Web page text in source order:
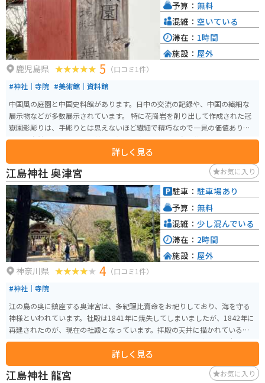
鹿児島県 5 （口コミ1件）
#神社｜寺院 #美術館｜資料館
中国風の庭園と中国史料館があります。日中の交流の記録や、中国の繊細な
展示物などが多数展示されています。 特に花崗岩を削り出して作成された冠
嶽園影彫りは、手彫りとは思えないほど繊細で精巧なので一見の価値あり。
また、自然豊かな環境で、秋には紅葉も楽しめます。春の花見シーズンにも
綺麗な景色が見られます。 一人で歴史を感じるもよし、家族や友人と花見を
楽しむのもよしのスポットです。
詳しく見る
予算： 無料
混雑： 空いている
滞在： 1時間
施設： 屋外
江島神社 奥津宮 お気に入り
神奈川県 4 （口コミ1件）
#神社｜寺院
江の島の奥に鎮座する奥津宮は、多紀理比賣命をお祀りしており、海を守る
神様といわれています。社殿は1841年に焼失してしまいましたが、1842年に
再建されたのが、現在の社殿となっています。拝殿の天井に描かれているの
は、どこから見ても、こちらを睨んでいるように見える「八方睨みの亀」
で、この神社のシンボルとなっています。
詳しく見る
駐車： 駐車場あり
予算： 無料
混雑： 少し混んでいる
滞在： 2時間
施設： 屋外
江島神社 龍宮 お気に入り